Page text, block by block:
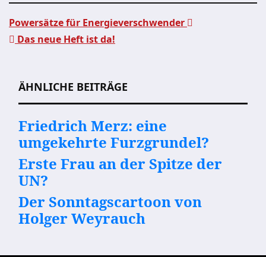
Powersätze für Energieverschwender
Das neue Heft ist da!
ÄHNLICHE BEITRÄGE
Friedrich Merz: eine
umgekehrte Furzgrundel?
Erste Frau an der Spitze der
UN?
Der Sonntagscartoon von
Holger Weyrauch